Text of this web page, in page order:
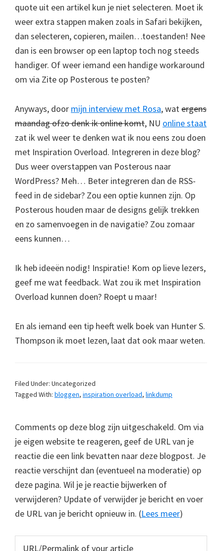
quote uit een artikel kun je niet selecteren. Moet ik
weer extra stappen maken zoals in Safari bekijken,
dan selecteren, copieren, mailen…toestanden! Nee
dan is een browser op een laptop toch nog steeds
handiger. Of weer iemand een handige workaround
om via Zite op Posterous te posten?
Anyways, door mijn interview met Rosa, watergens
maandag ofzo denk ik online komt, NU online staat
zat ik wel weer te denken wat ik nou eens zou doen
met Inspiration Overload. Integreren in deze blog?
Dus weer overstappen van Posterous naar
WordPress? Meh… Beter integreren dan de RSS-
feed in de sidebar? Zou een optie kunnen zijn. Op
Posterous houden maar de designs gelijk trekken
en zo samenvoegen in de navigatie? Zou zomaar
eens kunnen…
Ik heb ideeën nodig! Inspiratie! Kom op lieve lezers,
geef me wat feedback. Wat zou ik met Inspiration
Overload kunnen doen? Roept u maar!
En als iemand een tip heeft welk boek van Hunter S.
Thompson ik moet lezen, laat dat ook maar weten.
Filed Under: Uncategorized
Tagged With: bloggen, inspiration overload, linkdump
Comments op deze blog zijn uitgeschakeld. Om via
je eigen website te reageren, geef de URL van je
reactie die een link bevatten naar deze blogpost. Je
reactie verschijnt dan (eventueel na moderatie) op
deze pagina. Wil je je reactie bijwerken of
verwijderen? Update of verwijder je bericht en voer
de URL van je bericht opnieuw in. (Lees meer)